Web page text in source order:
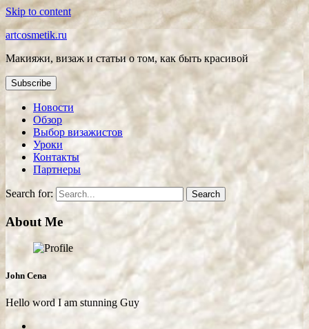
Skip to content
artcosmetik.ru
Макияжи, визаж и статьи о том, как быть красивой
Subscribe
Новости
Обзор
Выбор визажистов
Уроки
Контакты
Партнеры
Search for:
About Me
John Cena
Hello word I am stunning Guy